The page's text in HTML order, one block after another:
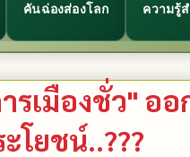
คันฉ่องส่องโลก ความรู้
รเมืองชั่ว" อ
โยชน์..???